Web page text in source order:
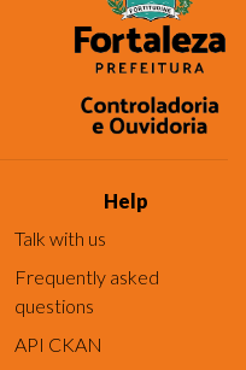
Help
Talk with us
Frequently asked
questions
API CKAN